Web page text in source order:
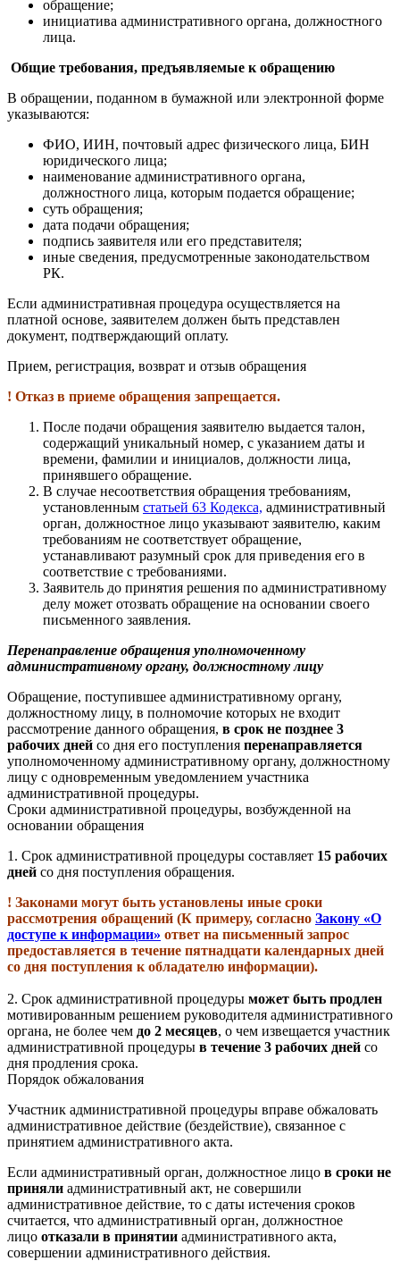
обращение;
инициатива административного органа, должностного
лица.
Общие требования, предъявляемые к обращению
В обращении, поданном в бумажной или электронной форме
указываются:
ФИО, ИИН, почтовый адрес физического лица, БИН
юридического лица;
наименование административного органа,
должностного лица, которым подается обращение;
суть обращения;
дата подачи обращения;
подпись заявителя или его представителя;
иные сведения, предусмотренные законодательством
РК.
Если административная процедура осуществляется на
платной основе, заявителем должен быть представлен
документ, подтверждающий оплату.
Прием, регистрация, возврат и отзыв обращения
! Отказ в приеме обращения запрещается.
После подачи обращения заявителю выдается талон,
содержащий уникальный номер, с указанием даты и
времени, фамилии и инициалов, должности лица,
принявшего обращение.
В случае несоответствия обращения требованиям,
установленным статьей 63 Кодекса, административный
орган, должностное лицо указывают заявителю, каким
требованиям не соответствует обращение,
устанавливают разумный срок для приведения его в
соответствие с требованиями.
Заявитель до принятия решения по административному
делу может отозвать обращение на основании своего
письменного заявления.
Перенаправление обращения уполномоченному
административному органу, должностному лицу
Обращение, поступившее административному органу,
должностному лицу, в полномочие которых не входит
рассмотрение данного обращения, в срок не позднее 3
рабочих дней со дня его поступления перенаправляется
уполномоченному административному органу, должностному
лицу с одновременным уведомлением участника
административной процедуры.
Сроки административной процедуры, возбужденной на
основании обращения
1. Срок административной процедуры составляет 15 рабочих
дней со дня поступления обращения.
! Законами могут быть установлены иные сроки
рассмотрения обращений (К примеру, согласно Закону «О
доступе к информации» ответ на письменный запрос
предоставляется в течение пятнадцати календарных дней
со дня поступления к обладателю информации).
2. Срок административной процедуры может быть продлен
мотивированным решением руководителя административного
органа, не более чем до 2 месяцев, о чем извещается участник
административной процедуры в течение 3 рабочих дней со
дня продления срока.
Порядок обжалования
Участник административной процедуры вправе обжаловать
административное действие (бездействие), связанное с
принятием административного акта.
Если административный орган, должностное лицо в сроки не
приняли административный акт, не совершили
административное действие, то с даты истечения сроков
считается, что административный орган, должностное
лицо отказали в принятии административного акта,
совершении административного действия.